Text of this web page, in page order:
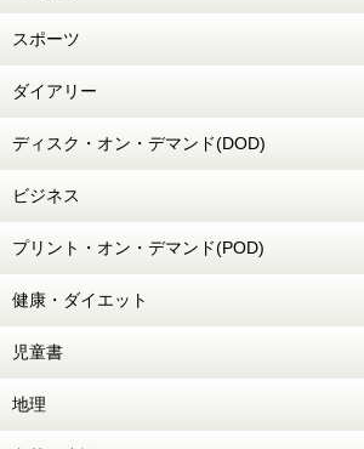
スポーツ
ダイアリー
ディスク・オン・デマンド(DOD)
ビジネス
プリント・オン・デマンド(POD)
健康・ダイエット
児童書
地理